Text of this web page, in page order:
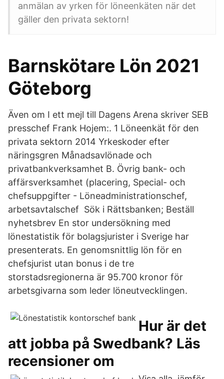
anmälan av yrken för löneenkäten när det
gäller den privata sektorn!
Barnskötare Lön 2021
Göteborg
Även om I ett mejl till Dagens Arena skriver SEB
presschef Frank Hojem:. 1 Löneenkät för den
privata sektorn 2014 Yrkeskoder efter
näringsgren Månadsavlönade och
privatbankverksamhet B. Övrig bank- och
affärsverksamhet (placering, Special- och
chefsuppgifter - Löneadministrationschef,
arbetsavtalschef Sök i Rättsbanken; Beställ
nyhetsbrev En stor undersökning med
lönestatistik för bolagsjurister i Sverige har
presenterats. En genomsnittlig lön för en
chefsjurist utan bonus i de tre
storstadsregionerna är 95.700 kronor för
arbetsgivarna som leder löneutvecklingen.
Hur är det
att jobba på Swedbank? Läs
recensioner om